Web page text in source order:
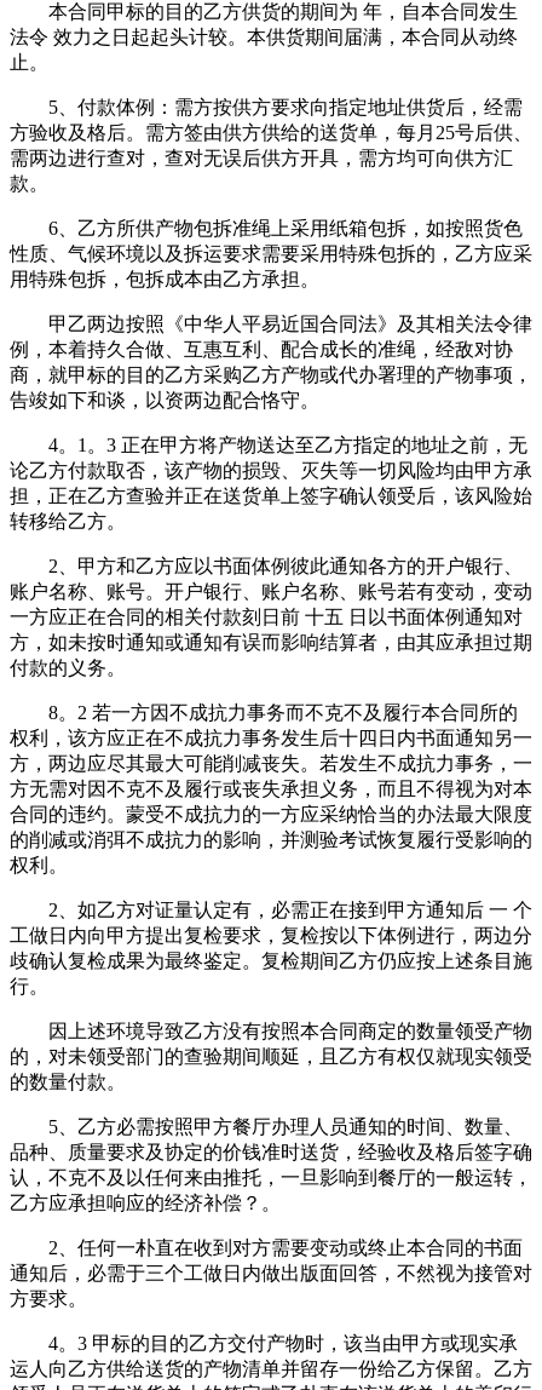
本合同甲标的目的乙方供货的期间为 年，自本合同发生
法令 效力之日起起头计较。本供货期间届满，本合同从动终
止。
5、付款体例：需方按供方要求向指定地址供货后，经需
方验收及格后。需方签由供方供给的送货单，每月25号后供、
需两边进行查对，查对无误后供方开具，需方均可向供方汇
款。
6、乙方所供产物包拆准绳上采用纸箱包拆，如按照货色
性质、气候环境以及拆运要求需要采用特殊包拆的，乙方应采
用特殊包拆，包拆成本由乙方承担。
甲乙两边按照《中华人平易近国合同法》及其相关法令律
例，本着持久合做、互惠互利、配合成长的准绳，经敌对协
商，就甲标的目的乙方采购乙方产物或代办署理的产物事项，
告竣如下和谈，以资两边配合恪守。
4。1。3 正在甲方将产物送达至乙方指定的地址之前，无
论乙方付款取否，该产物的损毁、灭失等一切风险均由甲方承
担，正在乙方查验并正在送货单上签字确认领受后，该风险始
转移给乙方。
2、甲方和乙方应以书面体例彼此通知各方的开户银行、
账户名称、账号。开户银行、账户名称、账号若有变动，变动
一方应正在合同的相关付款刻日前 十五 日以书面体例通知对
方，如未按时通知或通知有误而影响结算者，由其应承担过期
付款的义务。
8。2 若一方因不成抗力事务而不克不及履行本合同所的
权利，该方应正在不成抗力事务发生后十四日内书面通知另一
方，两边应尽其最大可能削减丧失。若发生不成抗力事务，一
方无需对因不克不及履行或丧失承担义务，而且不得视为对本
合同的违约。蒙受不成抗力的一方应采纳恰当的办法最大限度
的削减或消弭不成抗力的影响，并测验考试恢复履行受影响的
权利。
2、如乙方对证量认定有，必需正在接到甲方通知后 一 个
工做日内向甲方提出复检要求，复检按以下体例进行，两边分
歧确认复检成果为最终鉴定。复检期间乙方仍应按上述条目施
行。
因上述环境导致乙方没有按照本合同商定的数量领受产物
的，对未领受部门的查验期间顺延，且乙方有权仅就现实领受
的数量付款。
5、乙方必需按照甲方餐厅办理人员通知的时间、数量、
品种、质量要求及协定的价钱准时送货，经验收及格后签字确
认，不克不及以任何来由推托，一旦影响到餐厅的一般运转，
乙方应承担响应的经济补偿？。
2、任何一朴直在收到对方需要变动或终止本合同的书面
通知后，必需于三个工做日内做出版面回答，不然视为接管对
方要求。
4。3 甲标的目的乙方交付产物时，该当由甲方或现实承
运人向乙方供给送货的产物清单并留存一份给乙方保留。乙方